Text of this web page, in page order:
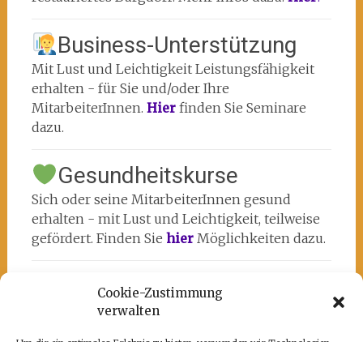
Cookie-Zustimmung
verwalten
Business-Unterstützung
Mit Lust und Leichtigkeit Leistungsfähigkeit
erhalten - für Sie und/oder Ihre
MitarbeiterInnen. Hier finden Sie Seminare
dazu.
Gesundheitskurse
Sich oder seine MitarbeiterInnen gesund
erhalten - mit Lust und Leichtigkeit, teilweise
gefördert. Finden Sie hier Möglichkeiten dazu.